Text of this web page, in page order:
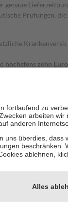
Prüfungen,
höchstens zehn
fallenkeine